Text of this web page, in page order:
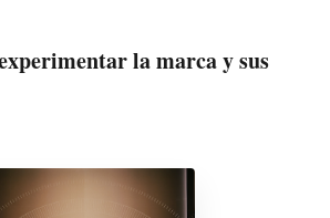
la marca y sus